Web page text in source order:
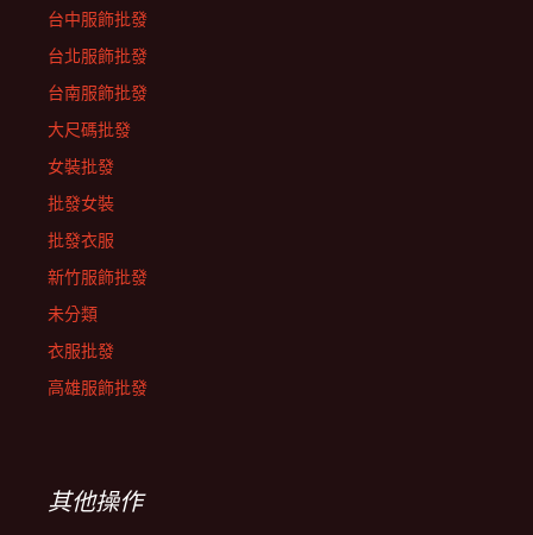
台中服飾批發
台北服飾批發
台南服飾批發
大尺碼批發
女裝批發
批發女裝
批發衣服
新竹服飾批發
未分類
衣服批發
高雄服飾批發
其他操作